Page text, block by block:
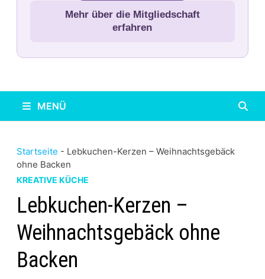
Mehr über die Mitgliedschaft
erfahren
MENÜ
Startseite - Lebkuchen-Kerzen – Weihnachtsgebäck
ohne Backen
KREATIVE KÜCHE
Lebkuchen-Kerzen –
Weihnachtsgebäck ohne
Backen